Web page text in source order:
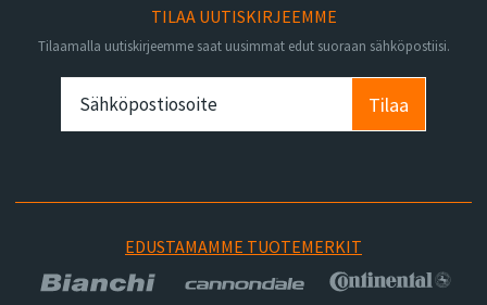
TILAA UUTISKIRJEEMME
Tilaamalla uutiskirjeemme saat uusimmat edut suoraan sähköpostiisi.
Tilaa
EDUSTAMAMME TUOTEMERKIT